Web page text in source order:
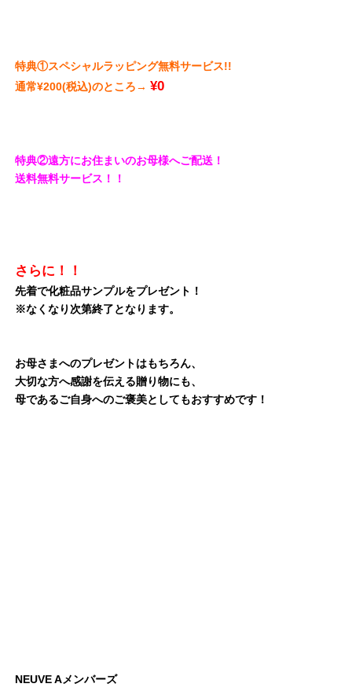
特典①スペシャルラッピング無料サービス!!
通常¥200(税込)のところ→ ¥0
特典②遠方にお住まいのお母様へご配送！
送料無料サービス！！
さらに！！
先着で化粧品サンプルをプレゼント！
※なくなり次第終了となります。
お母さまへのプレゼントはもちろん、
大切な方へ感謝を伝える贈り物にも、
母であるご自身へのご褒美としてもおすすめです！
NEUVE Aメンバーズ